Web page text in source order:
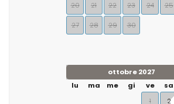
20 21 22 23 24 25
27 28 29 30
ottobre 2027
lu
ma me gi ve sa
1
2